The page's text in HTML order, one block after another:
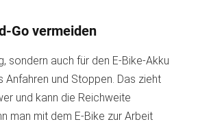
Go vermeiden
sondern auch für den E-Bike-Akku
Anfahren und Stoppen. Das zieht
und kann die Reichweite
man mit dem E-Bike zur Arbeit